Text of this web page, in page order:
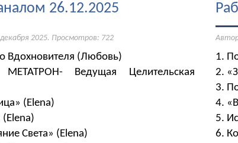
26.12.2025
2025. Просмотров: 722
Вдохновителя (Любовь)
Ведущая Целительская
(Elena)
Света» (Elena)
1.
2.
3.
4.
5.
6.